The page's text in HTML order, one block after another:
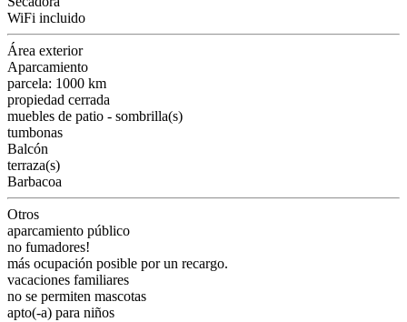
WiFi incluido
Área exterior
Aparcamiento
parcela: 1000 km
propiedad cerrada
muebles de patio - sombrilla(s)
tumbonas
Balcón
terraza(s)
Barbacoa
Otros
aparcamiento público
no fumadores!
más ocupación posible por un recargo.
vacaciones familiares
no se permiten mascotas
apto(-a) para niños